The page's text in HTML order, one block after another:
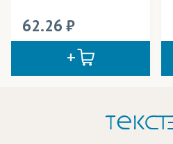
62.26